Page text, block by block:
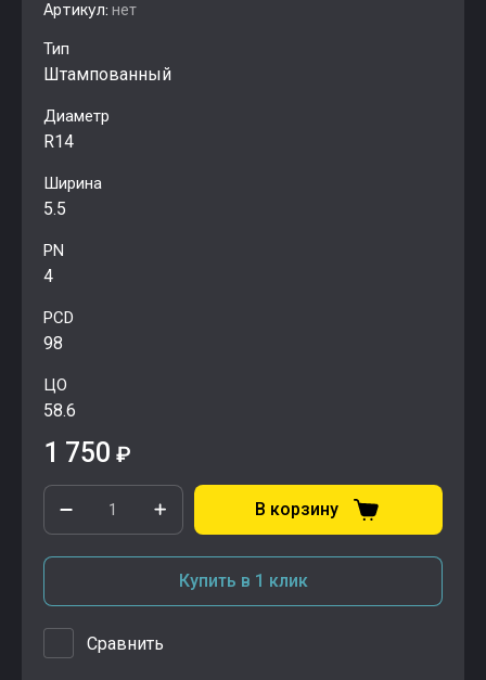
Артикул: нет
Тип
Штампованный
Диаметр
R14
Ширина
5.5
PN
4
PCD
98
ЦО
58.6
1 750 ₽
В корзину
Купить в 1 клик
Сравнить